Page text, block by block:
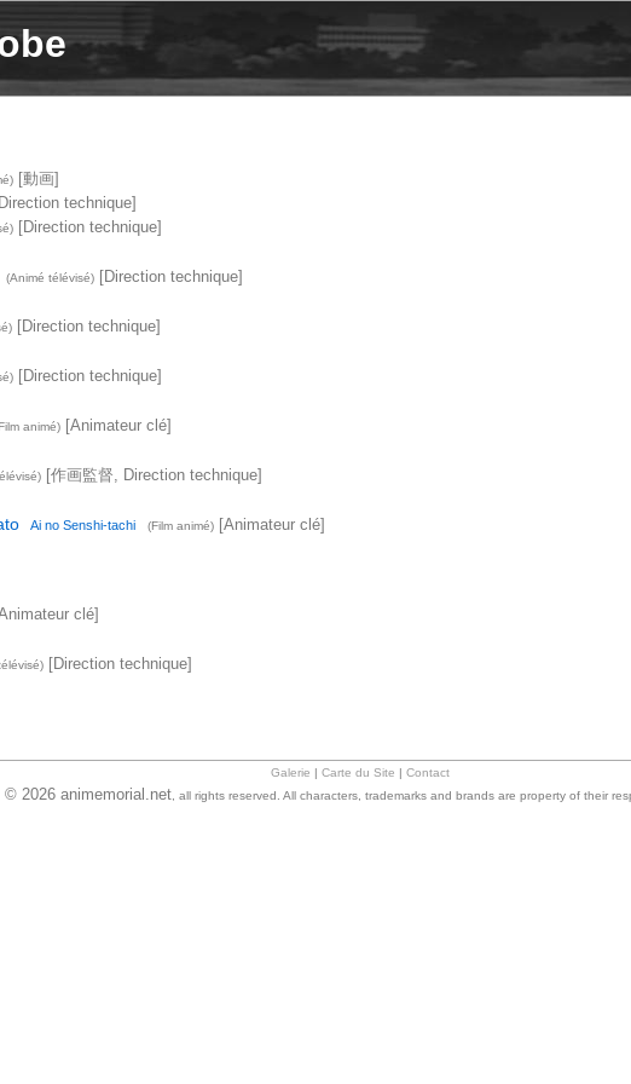
[動画]
technique]
[Direction technique]
(Animé télévisé)[Direction technique]
[Direction technique]
[Direction technique]
animé)[Animateur clé]
[作画監督, Direction technique]
Ai no Senshi-tachi (Film animé)[Animateur clé]
clé]
[Direction technique]
Galerie | Carte du Site | Contact
© 2026 animemorial.net , all rights reserved. All characters, trademarks and brands are property of their